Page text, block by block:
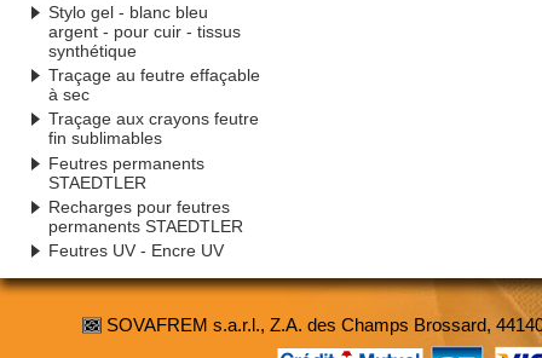
Stylo gel - blanc bleu
argent - pour cuir - tissus
synthétique
Traçage au feutre effaçable
à sec
Traçage aux crayons feutre
fin sublimables
Feutres permanents
STAEDTLER
Recharges pour feutres
permanents STAEDTLER
Feutres UV - Encre UV
SOVAFREM s.a.r.l., Z.A. des Champs Brossard,